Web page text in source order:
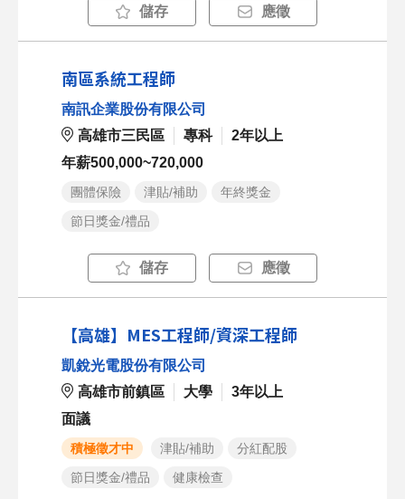
儲存 應徵
南區系統工程師
南訊企業股份有限公司
高雄市三民區
專科
2年以上
年薪500,000~720,000
團體保險 津貼/補助
年終獎金
節日獎金/禮品
儲存 應徵
【高雄】MES工程師/資深工程師
凱銳光電股份有限公司
高雄市前鎮區
大學
3年以上
面議
積極徵才中 津貼/補助
分紅配股
節日獎金/禮品
健康檢查